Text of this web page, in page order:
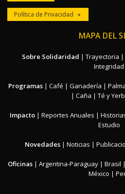
Política de Privacidad
MAPA DEL
Sobre Solidaridad | Trayectoria |
Integridad
Programas | Café | Ganadería |
| Caña | Té y
Impacto | Reportes Anuales |
Estudio
Novedades| Noticias |
Oficinas | Argentina-Paraguay | Brasil |
México |